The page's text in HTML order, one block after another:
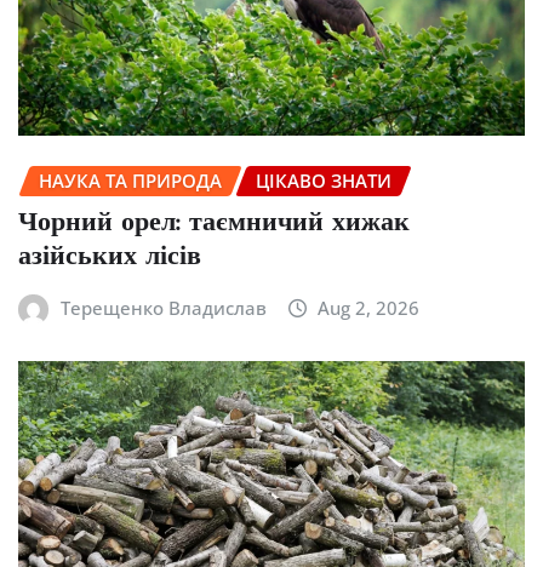
НАУКА ТА ПРИРОДА ЦІКАВО ЗНАТИ
Чорний орел: таємничий хижак
азійських лісів
Терещенко Владислав Aug 2, 2026